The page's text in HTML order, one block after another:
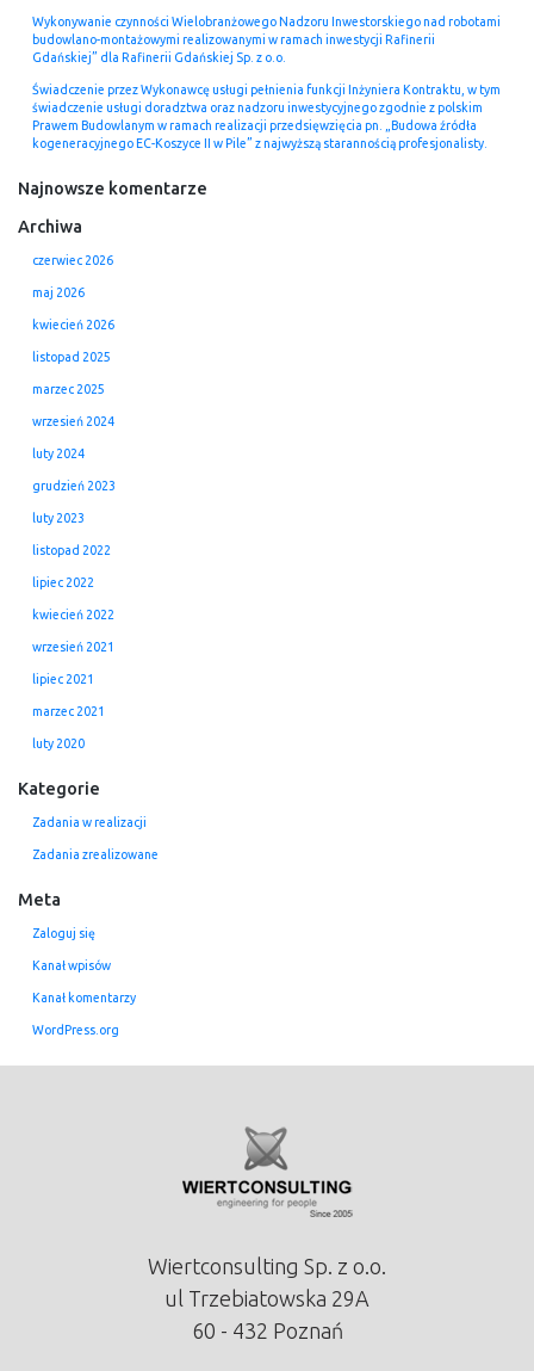
Wykonywanie czynności Wielobranżowego Nadzoru Inwestorskiego nad robotami
budowlano-montażowymi realizowanymi w ramach inwestycji Rafinerii
Gdańskiej” dla Rafinerii Gdańskiej Sp. z o.o.
Świadczenie przez Wykonawcę usługi pełnienia funkcji Inżyniera Kontraktu, w tym
świadczenie usługi doradztwa oraz nadzoru inwestycyjnego zgodnie z polskim
Prawem Budowlanym w ramach realizacji przedsięwzięcia pn. „Budowa źródła
kogeneracyjnego EC-Koszyce II w Pile” z najwyższą starannością profesjonalisty.
Najnowsze komentarze
Archiwa
czerwiec 2026
maj 2026
kwiecień 2026
listopad 2025
marzec 2025
wrzesień 2024
luty 2024
grudzień 2023
luty 2023
listopad 2022
lipiec 2022
kwiecień 2022
wrzesień 2021
lipiec 2021
marzec 2021
luty 2020
Kategorie
Zadania w realizacji
Zadania zrealizowane
Meta
Zaloguj się
Kanał wpisów
Kanał komentarzy
WordPress.org
Wiertconsulting Sp. z o.o.
ul Trzebiatowska 29A
60 - 432 Poznań